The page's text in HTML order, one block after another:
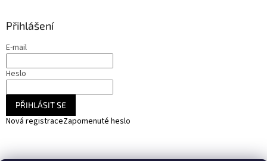
Přihlášení
E-mail
Heslo
PŘIHLÁSIT SE
Nová registraceZapomenuté heslo